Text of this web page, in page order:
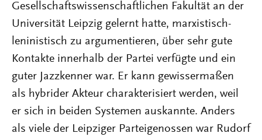
Gesellschaftswissenschaftlichen Fakultät an der
Universität Leipzig gelernt hatte, marxistisch-
leninistisch zu argumentieren, über sehr gute
Kontakte innerhalb der Partei verfügte und ein
guter Jazzkenner war. Er kann gewissermaßen
als hybrider Akteur charakterisiert werden, weil
er sich in beiden Systemen auskannte. Anders
als viele der Leipziger Parteigenossen war Rudorf